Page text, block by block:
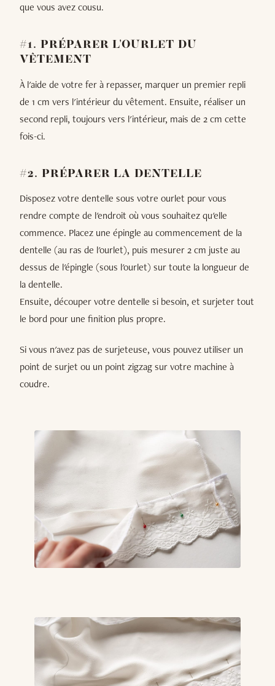
que vous avez cousu.
#1. PRÉPARER L'OURLET DU
VÊTEMENT
À l'aide de votre fer à repasser, marquer un premier repli
de 1 cm vers l'intérieur du vêtement. Ensuite, réaliser un
second repli, toujours vers l'intérieur, mais de 2 cm cette
fois-ci.
#2. PRÉPARER LA DENTELLE
Disposez votre dentelle sous votre ourlet pour vous
rendre compte de l'endroit où vous souhaitez qu'elle
commence. Placez une épingle au commencement de la
dentelle (au ras de l'ourlet), puis mesurer 2 cm juste au
dessus de l'épingle (sous l'ourlet) sur toute la longueur de
la dentelle.
Ensuite, découper votre dentelle si besoin, et surjeter tout
le bord pour une finition plus propre.
Si vous n'avez pas de surjeteuse, vous pouvez utiliser un
point de surjet ou un point zigzag sur votre machine à
coudre.